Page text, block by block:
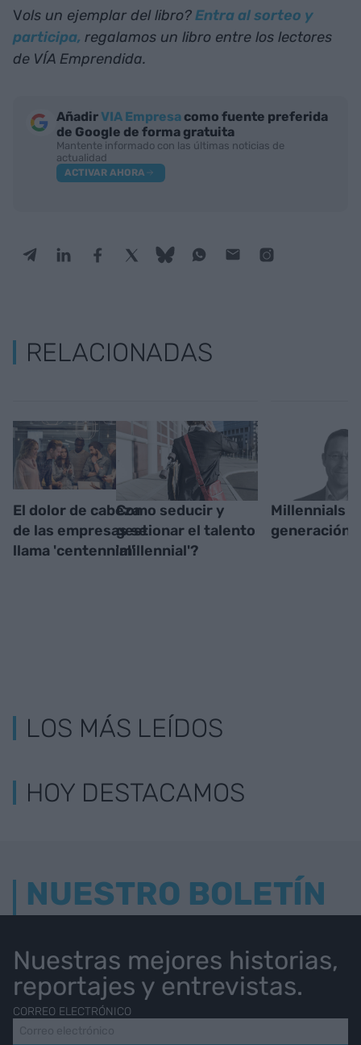
Vols un ejemplar del libro?Entra al sorteo y
participa, regalamos un libro entre los lectores
de VÍA Emprendida.
AñadirVIA Empresa como fuente preferida
de Google de forma gratuita
Mantente informado con las últimas noticias de
actualidad
ACTIVAR AHORA
RELACIONADAS
El dolor de cabeza
de las empresas se
llama 'centennial'
Como seducir y
gestionar el talento
'millennial'?
Millennials y
generación
LOS MÁS LEÍDOS
HOY DESTACAMOS
NUESTRO BOLETÍN
Nuestras mejores historias,
reportajes y entrevistas.
CORREO ELECTRÓNICO